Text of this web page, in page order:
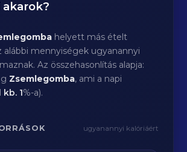
helyett más ételt
alábbi mennyiségek ugyanannyi
Az összehasonlítás alapja:
Zsemlegomba, ami a napi
kb. 1%-a).
ugyanannyi kalóriáért